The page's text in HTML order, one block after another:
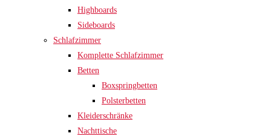
Highboards
Sideboards
Schlafzimmer
Komplette Schlafzimmer
Betten
Boxspringbetten
Polsterbetten
Kleiderschränke
Nachttische